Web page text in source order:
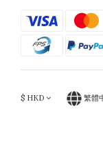
$ HKD 繁體